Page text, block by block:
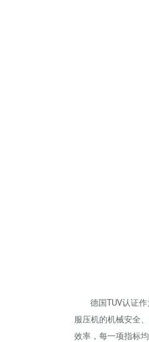
德国TUV认证作
服压机的机械安全
效率，每一项指标